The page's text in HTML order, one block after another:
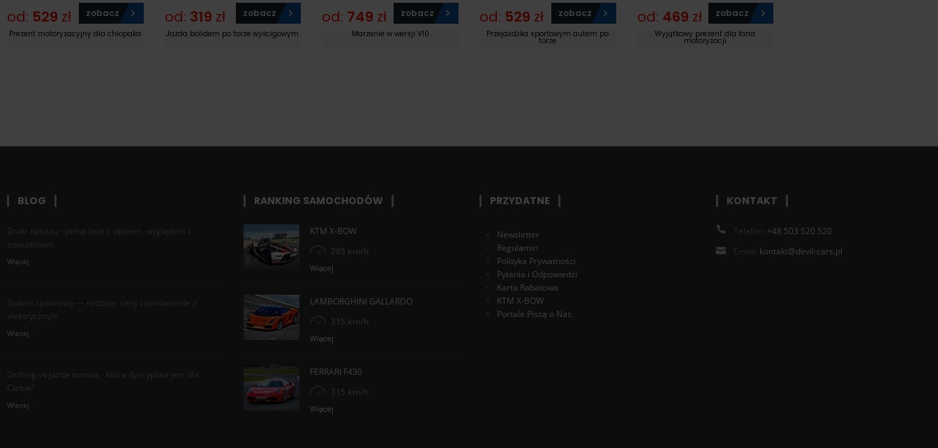
od: 529 zł zobacz
Prezent motoryzacyjny dla chłopaka
od: 319 zł zobacz
Jazda bolidem po torze wyścigowym
od: 749 zł zobacz
Marzenie w wersji V10
od: 529 zł zobacz
Przejażdżka sportowym autem po
torze
od: 469 zł zobacz
Wyjątkowy prezent dla fana
motoryzacji
BLOG
Znaki nakazu - pełna lista z opisem, wyglądem i
znaczeniem
Więcej
Gokart spalinowy — rodzaje, ceny i porównanie z
elektrycznym
Więcej
Drifting vs jazda torowa - która dyscyplina jest dla
Ciebie?
Więcej
RANKING SAMOCHODÓW
KTM X-BOW
295 km/h
Więcej
LAMBORGHINI GALLARDO
315 km/h
Więcej
FERRARI F430
315 km/h
Więcej
PRZYDATNE
Newsletter
Regulamin
Polityka Prywatności
Pytania i Odpowiedzi
Karta Rabatowa
KTM X-BOW
Portale Piszą o Nas
KONTAKT
Telefon: +48 503 520 520
Email: kontakt@devil-cars.pl